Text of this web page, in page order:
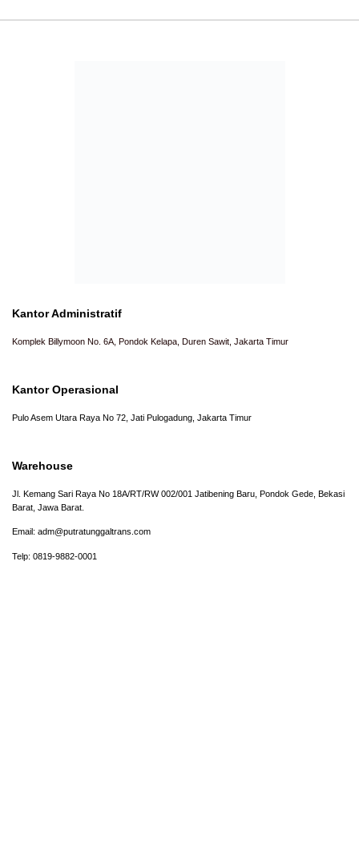
Kantor Administratif
Komplek Billymoon No. 6A, Pondok Kelapa, Duren Sawit, Jakarta Timur
Kantor Operasional
Pulo Asem Utara Raya No 72, Jati Pulogadung, Jakarta Timur
Warehouse
Jl. Kemang Sari Raya No 18A/RT/RW 002/001 Jatibening Baru, Pondok Gede, Bekasi
Barat, Jawa Barat.
Email: adm@putratunggaltrans.com
Telp: 0819-9882-0001